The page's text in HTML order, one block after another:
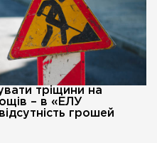
тріщини на
– в «ЕЛУ
грошей